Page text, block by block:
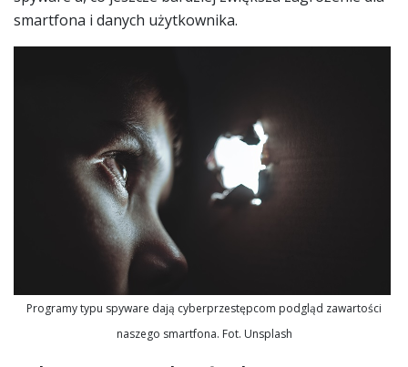
smartfona i danych użytkownika.
Programy typu spyware dają cyberprzestępcom podgląd zawartości
naszego smartfona. Fot. Unsplash